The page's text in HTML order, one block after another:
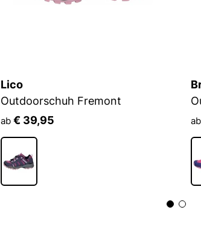
Lico
Outdoorschuh Fremont
ab € 39,95 ab